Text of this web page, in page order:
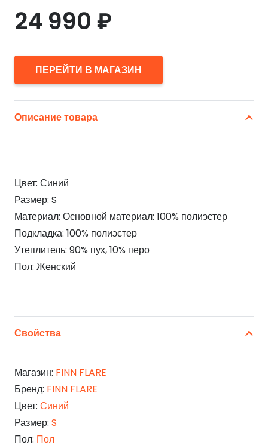
24 990 ₽
ПЕРЕЙТИ В МАГАЗИН
Описание товара
Цвет: Синий
Размер: S
Материал: Основной материал: 100% полиэстер
Подкладка: 100% полиэстер
Утеплитель: 90% пух, 10% перо
Пол: Женский
Свойства
Магазин: FINN FLARE
Бренд: FINN FLARE
Цвет: Синий
Размер: S
Пол: Пол